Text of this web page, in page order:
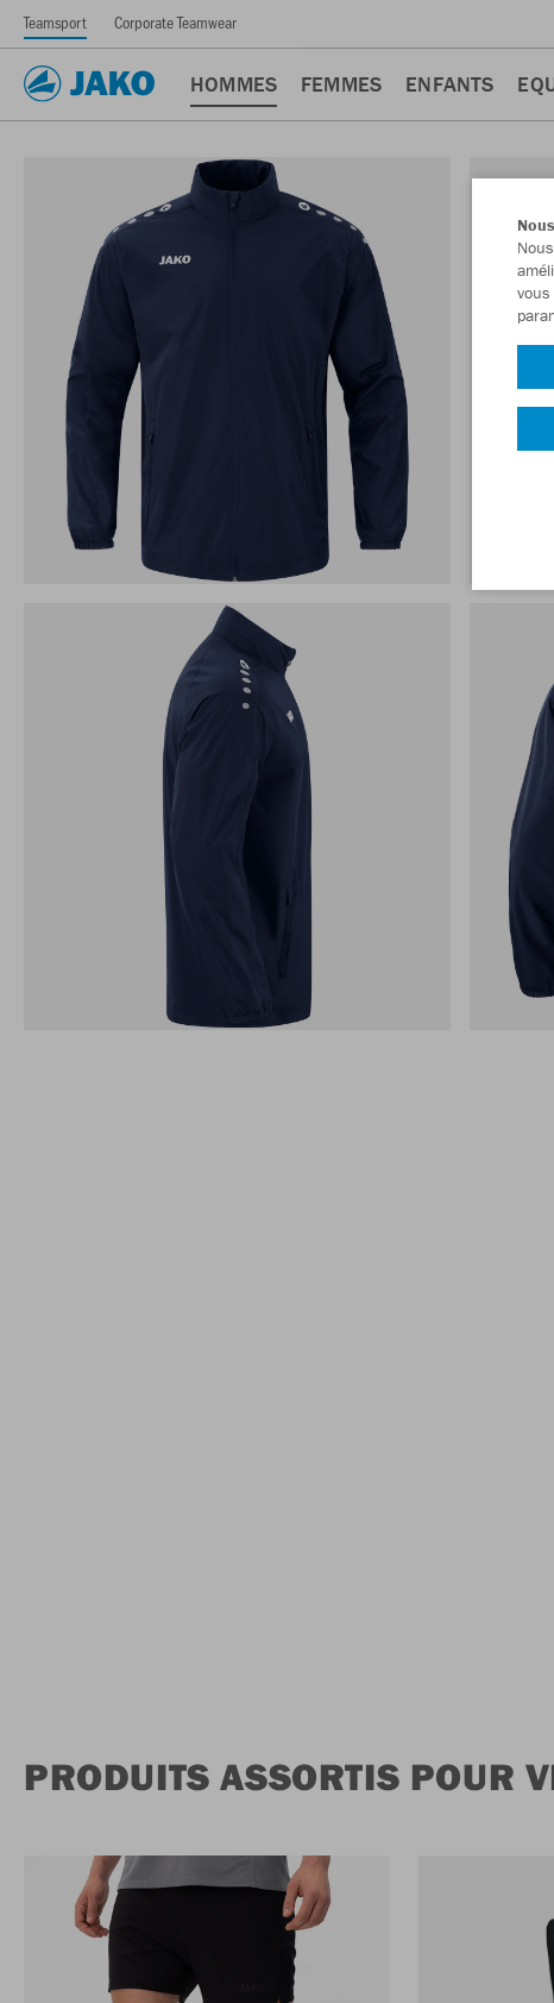
Teamsport Corporate Teamwear
HOMMES FEMMES ENFANTS
PRODUITS ASSORTIS POUR